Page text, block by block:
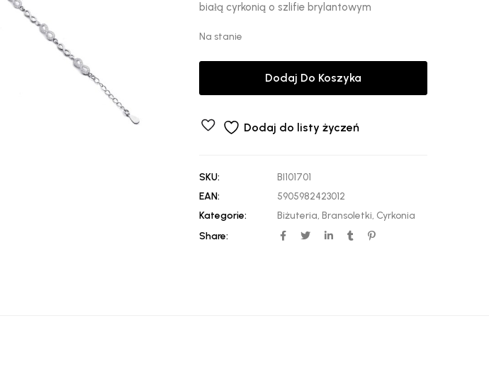
białą cyrkonią o szlifie brylantowym
Na stanie
Dodaj Do Koszyka
Dodaj do listy życzeń
SKU:
BI101701
EAN:
5905982423012
Kategorie:
Biżuteria, Bransoletki, Cyrkonia
Share: